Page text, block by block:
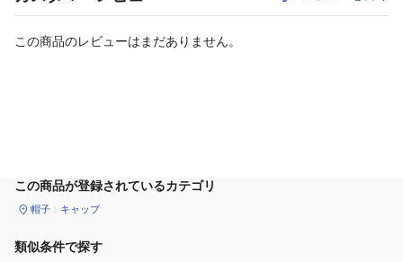
この商品のレビューはまだありません。
この商品が登録されているカテゴリ
帽子 キャップ
類似条件で探す